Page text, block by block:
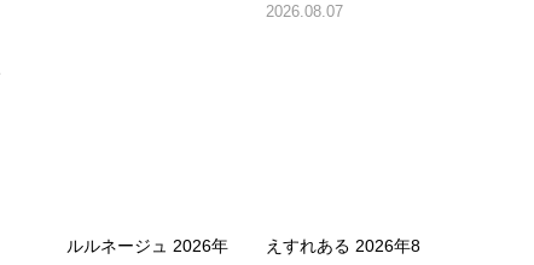
2026.08.07
ルルネージュ 2026年
えすれある 2026年8